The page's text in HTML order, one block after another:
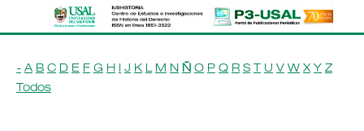
- A B C D E F G H I J K L M N Ñ O P Q R S T U V W X Y Z
Todos